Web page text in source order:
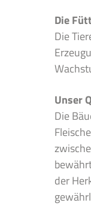
Die
Die
Unser
Die
der